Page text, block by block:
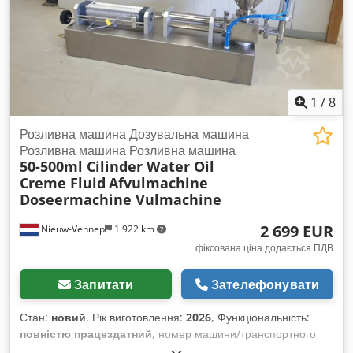
1 /8
Nieuw-Vennep 1 922 km
Розливна машина Дозувальна машина
Розливна машина Розливна машина
50-500ml Cilinder Water Oil
Creme Fluid Afvulmachine
Doseermachine Vulmachine
2 699 EUR
фіксована ціна додається ПДВ
Запитати Зателефонувати
Стан: новий, Рік виготовлення: 2026, Функціональність:
повністю працездатний, номер машини/транспортного